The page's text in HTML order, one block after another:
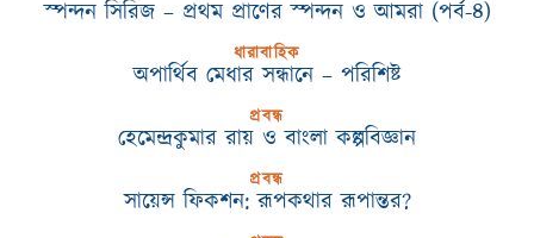
স্পন্দন সিরিজ – প্রথম প্রাণের স্পন্দন ও আমরা (পর্ব-৪)
ধারাবাহিক
অপার্থিব মেধার সন্ধানে – পরিশিষ্ট
প্রবন্ধ
হেমেন্দ্রকুমার রায় ও বাংলা কল্পবিজ্ঞান
প্রবন্ধ
সায়েন্স ফিকশন: রূপকথার রূপান্তর?